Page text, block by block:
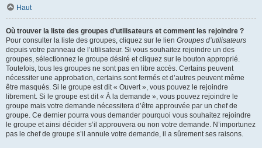
Haut
Où trouver la liste des groupes d’utilisateurs et comment les rejoindre ?
Pour consulter la liste des groupes, cliquez sur le lien Groupes d’utilisateurs
depuis votre panneau de l’utilisateur. Si vous souhaitez rejoindre un des
groupes, sélectionnez le groupe désiré et cliquez sur le bouton approprié.
Toutefois, tous les groupes ne sont pas en libre accès. Certains peuvent
nécessiter une approbation, certains sont fermés et d’autres peuvent même
être masqués. Si le groupe est dit « Ouvert », vous pouvez le rejoindre
librement. Si le groupe est dit « À la demande », vous pouvez rejoindre le
groupe mais votre demande nécessitera d’être approuvée par un chef de
groupe. Ce dernier pourra vous demander pourquoi vous souhaitez rejoindre
le groupe et ainsi décider s’il approuvera ou non votre demande. N’importunez
pas le chef de groupe s’il annule votre demande, il a sûrement ses raisons.